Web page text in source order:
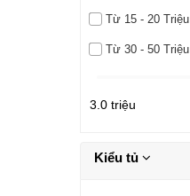
Từ 15 - 20 Triệu
Từ 30 - 50 Triệu
3.0 triệu
Kiểu tủ